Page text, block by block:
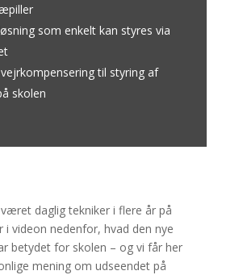
som enkelt kan styres via
til styring af
skolen
daglig tekniker i flere år på
videon nedenfor, hvad den nye
betydet for skolen – og vi får her
mening om udseendet på